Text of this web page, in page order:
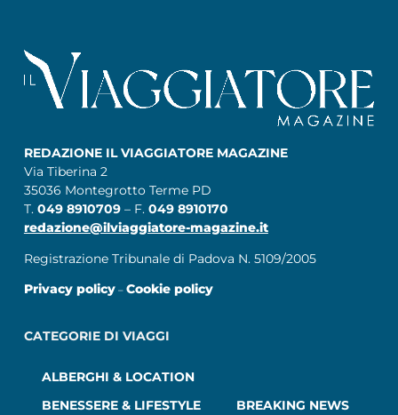
REDAZIONE IL VIAGGIATORE MAGAZINE
Via Tiberina 2
35036 Montegrotto Terme PD
T. 049 8910709 – F. 049 8910170
redazione@ilviaggiatore-magazine.it
Registrazione Tribunale di Padova N. 5109/2005
Privacy policy– Cookie policy
CATEGORIE DI VIAGGI
ALBERGHI & LOCATION
BENESSERE & LIFESTYLE
BREAKING NEWS